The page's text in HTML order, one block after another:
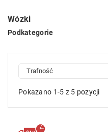
Wózki
Podkategorie
Trafność
Pokazano 1-5 z 5 pozycji